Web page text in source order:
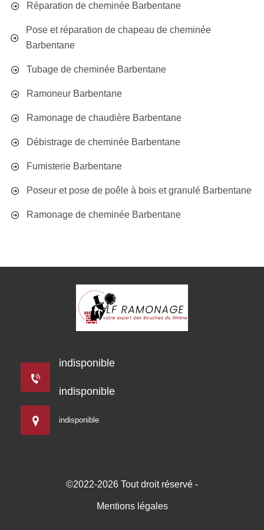
Réparation de cheminée Barbentane
Pose et réparation de chapeau de cheminée
Barbentane
Tubage de cheminée Barbentane
Ramoneur Barbentane
Ramonage de chaudière Barbentane
Débistrage de cheminée Barbentane
Fumisterie Barbentane
Poseur et pose de poêle à bois et granulé Barbentane
Ramonage de cheminée Barbentane
indisponible
indisponible
indisponible
©2022-2026 Tout droit réservé -
Mentions légales